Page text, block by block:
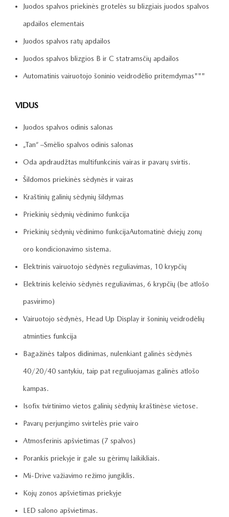
Juodos spalvos priekinės grotelės su blizgiais juodos spalvos
apdailos elementais
Juodos spalvos ratų apdailos
Juodos spalvos blizgios B ir C statramsčių apdailos
Automatinis vairuotojo šoninio veidrodėlio pritemdymas"""
VIDUS
Juodos spalvos odinis salonas
„Tan“ –Smėlio spalvos odinis salonas
Oda apdraudžtas multifunkcinis vairas ir pavarų svirtis.
Šildomos priekinės sėdynės ir vairas
Kraštinių galinių sėdynių šildymas
Priekinių sėdynių vėdinimo funkcija
Priekinių sėdynių vėdinimo funkcijaAutomatinė dviejų zonų
oro kondicionavimo sistema.
Elektrinis vairuotojo sėdynės reguliavimas, 10 krypčių
Elektrinis keleivio sėdynės reguliavimas, 6 krypčių (be atlošo
pasvirimo)
Vairuotojo sėdynės, Head Up Display ir šoninių veidrodėlių
atminties funkcija
Bagažinės talpos didinimas, nulenkiant galinės sėdynės
40/20/40 santykiu, taip pat reguliuojamas galinės atlošo
kampas.
Isofix tvirtinimo vietos galinių sėdynių kraštinėse vietose.
Pavarų perjungimo svirtelės prie vairo
Atmosferinis apšvietimas (7 spalvos)
Porankis priekyje ir gale su gėrimų laikikliais.
Mi-Drive važiavimo režimo jungiklis.
Kojų zonos apšvietimas priekyje
LED salono apšvietimas.